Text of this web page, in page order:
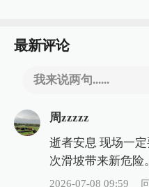
最新评论
我来说两句......
周zzzzz
逝者安息 现场一
次滑坡带来新危险。
2026-07-08 09:59